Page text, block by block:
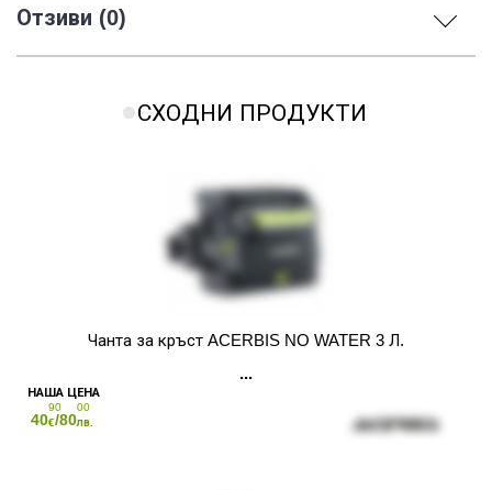
Отзиви (0)
СХОДНИ ПРОДУКТИ
Чанта за кръст ACERBIS NO WATER 3 Л.
40
90
€/80
00
лв.